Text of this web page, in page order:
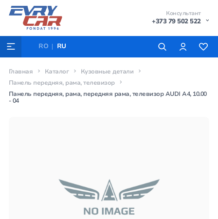
Консультант
+373 79 502 522
RO RU
Главная Каталог
Кузовные детали
Панель передняя, рама, телевизор
Панель передняя, рама, передняя рама, телевизор AUDI A4, 10.00
- 04